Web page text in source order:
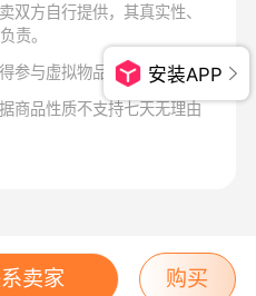
双方自行提供，其真实性、
责。
参与虚拟物品交易。
商品性质不支持七天无理由
卖家 购买
安装APP